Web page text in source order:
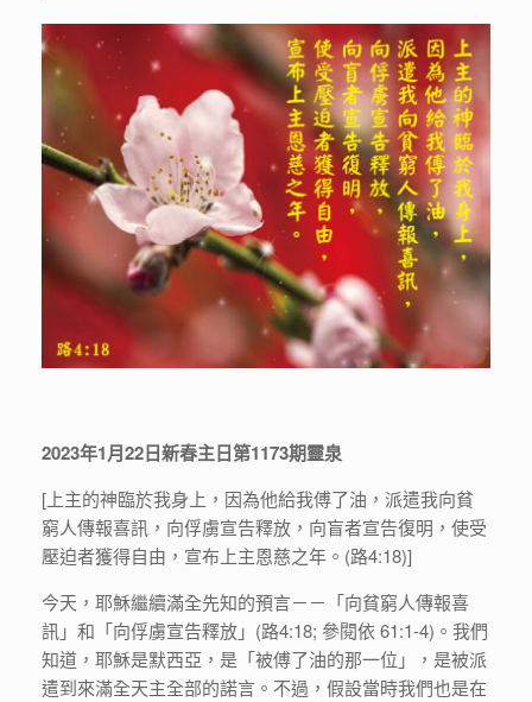
2023年1月22日新春主日第1173期靈泉
[上主的神臨於我身上，因為他給我傅了油，派遣我向貧
窮人傳報喜訊，向俘虜宣告釋放，向盲者宣告復明，使受
壓迫者獲得自由，宣布上主恩慈之年。(路4:18)]
今天，耶穌繼續滿全先知的預言－－「向貧窮人傳報喜
訊」和「向俘虜宣告釋放」(路4:18; 參閱依 61:1-4)。我們
知道，耶穌是默西亞，是「被傅了油的那一位」，是被派
遣到來滿全天主全部的諾言。不過，假設當時我們也是在